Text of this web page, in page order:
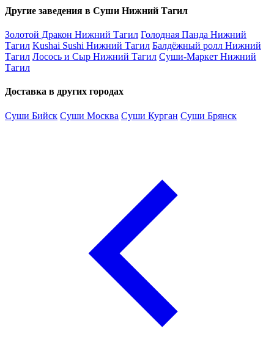
Другие заведения в Суши Нижний Тагил
Золотой Дракон Нижний Тагил Голодная Панда Нижний
Тагил Kushai Sushi Нижний Тагил Балдёжный ролл Нижний
Тагил Лосось и Сыр Нижний Тагил Суши-Маркет Нижний
Тагил
Доставка в других городах
Суши Бийск Суши Москва Суши Курган Суши Брянск